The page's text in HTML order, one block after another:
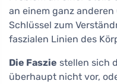
an einem ganz
Schlüssel zum
faszialen Linien des
Die Faszie stellen sich
überhaupt nicht vor,